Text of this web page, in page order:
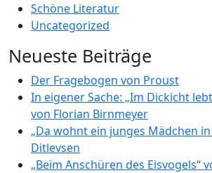
Schöne Literatur
Uncategorized
Neueste Beiträge
Der Fragebogen von Proust
In eigener Sache: „Im Dickicht
von Florian Birnmeyer
„Da wohnt ein junges Mädchen
Ditlevsen
„Beim Anschüren des Eisvogels“